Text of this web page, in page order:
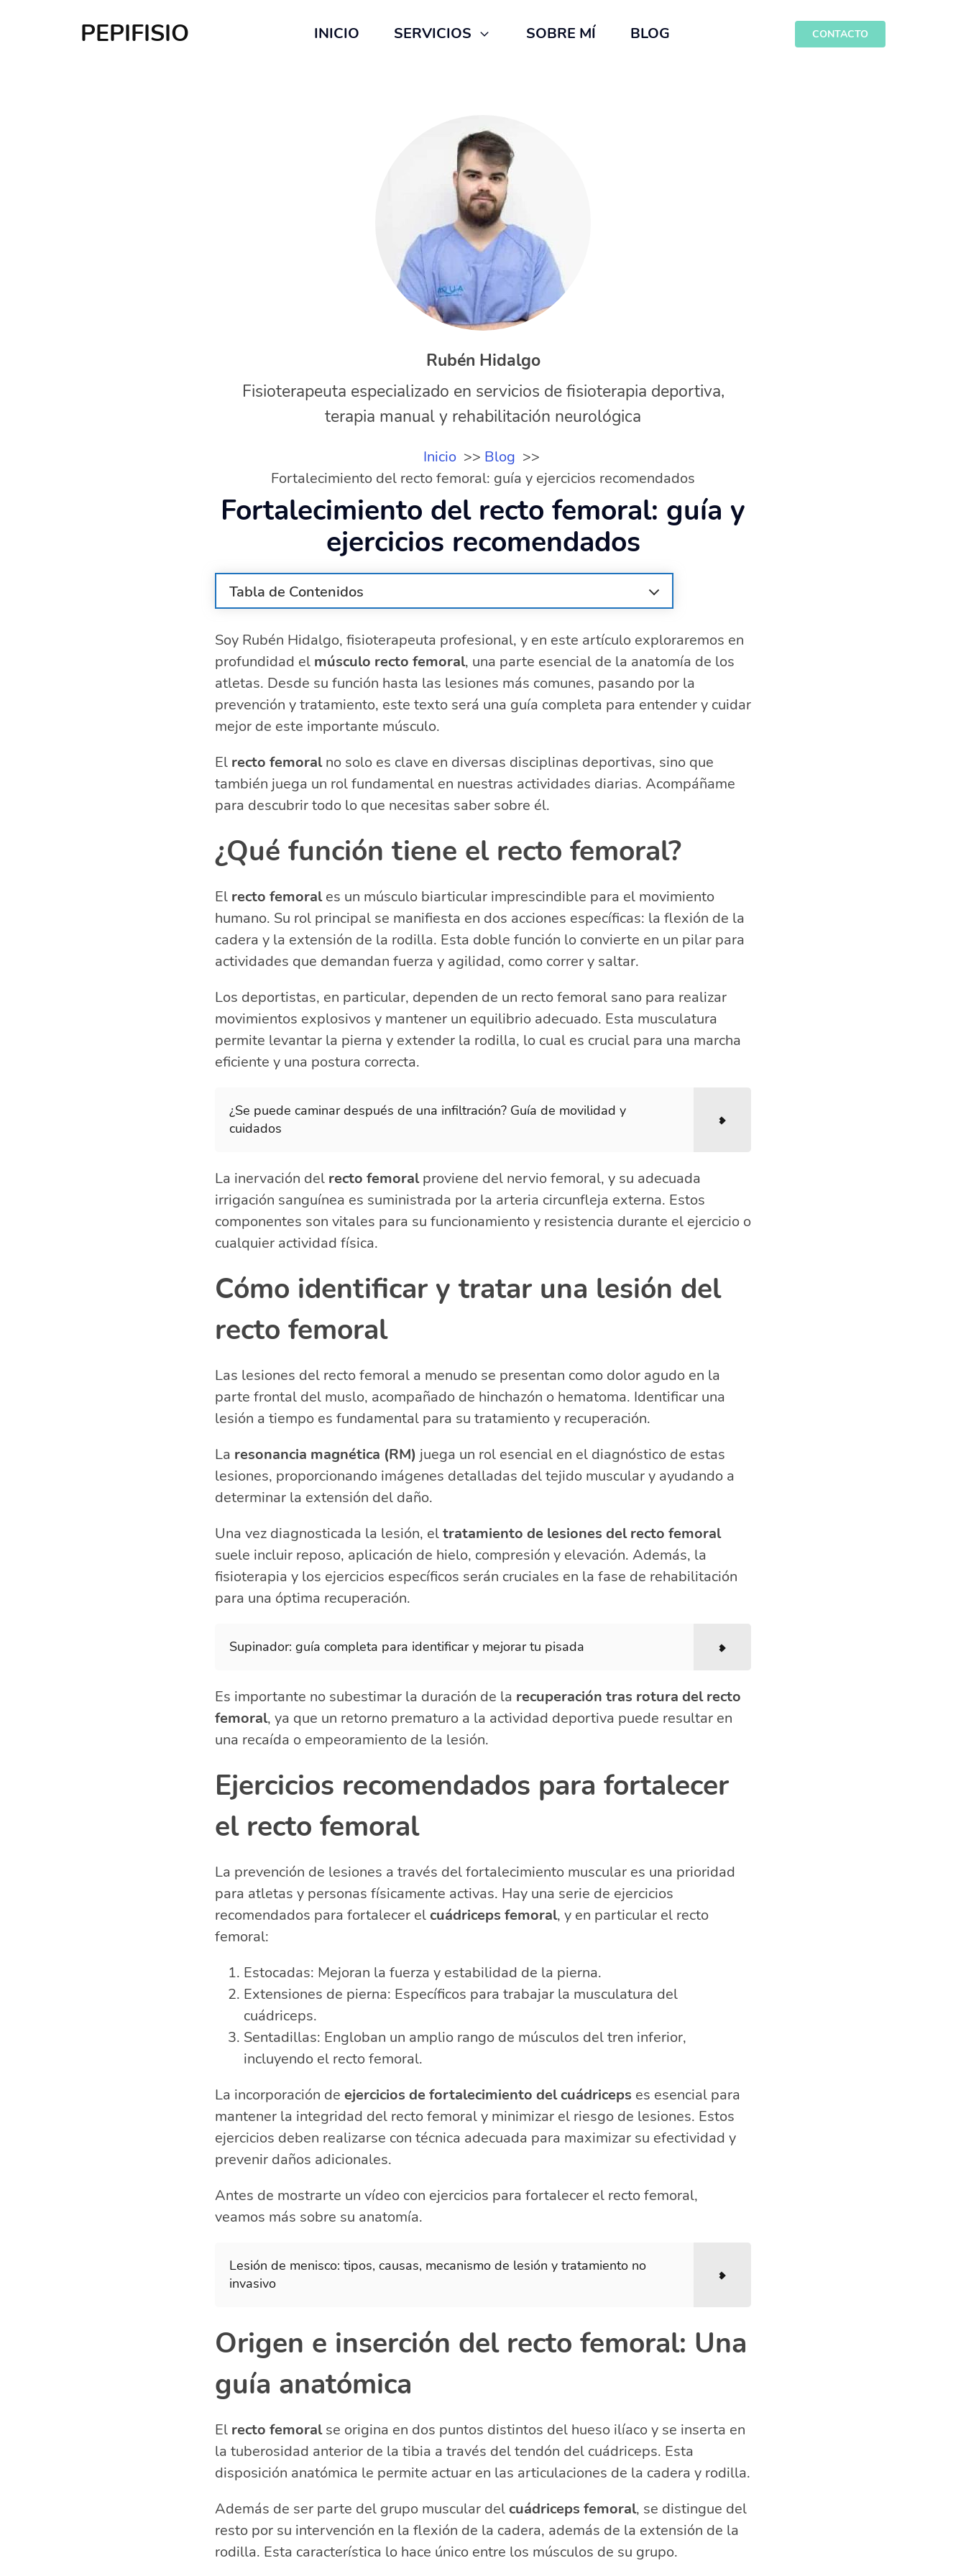
PEPIFISIO INICIO SERVICIOS SOBRE MÍ BLOG CONTACTO
Rubén Hidalgo
Fisioterapeuta especializado en servicios de fisioterapia deportiva,
terapia manual y rehabilitación neurológica
Inicio
Blog
Fortalecimiento del recto femoral: guía y ejercicios recomendados
Fortalecimiento del recto femoral: guía y
ejercicios recomendados
Tabla de Contenidos
Cómo identificar y tratar una lesión del recto femoral
Ejercicios recomendados para fortalecer el recto femoral
Origen e inserción del recto femoral: Una guía anatómica
Síntomas y prevención de lesiones en el recto femoral
Rotura del recto femoral: Causas y recuperación
¿Cuál es la función del recto femoral?
¿Cómo se lesiona el recto femoral?
Soy Rubén Hidalgo, fisioterapeuta profesional, y en este artículo exploraremos en
profundidad el músculo recto femoral, una parte esencial de la anatomía de los
atletas. Desde su función hasta las lesiones más comunes, pasando por la
prevención y tratamiento, este texto será una guía completa para entender y cuidar
mejor de este importante músculo.
El recto femoralno solo es clave en diversas disciplinas deportivas, sino que
también juega un rol fundamental en nuestras actividades diarias. Acompáñame
para descubrir todo lo que necesitas saber sobre él.
¿Qué función tiene el recto femoral?
El recto femorales un músculo biarticular imprescindible para el movimiento
humano. Su rol principal se manifiesta en dos acciones específicas: la flexión de la
cadera y la extensión de la rodilla. Esta doble función lo convierte en un pilar para
actividades que demandan fuerza y agilidad, como correr y saltar.
Los deportistas, en particular, dependen de un recto femoral sano para realizar
movimientos explosivos y mantener un equilibrio adecuado. Esta musculatura
permite levantar la pierna y extender la rodilla, lo cual es crucial para una marcha
eficiente y una postura correcta.
¿Se puede caminar después de una infiltración? Guía de movilidad y
cuidados
La inervación del recto femoralproviene del nervio femoral, y su adecuada
irrigación sanguínea es suministrada por la arteria circunfleja externa. Estos
componentes son vitales para su funcionamiento y resistencia durante el ejercicio o
cualquier actividad física.
Cómo identificar y tratar una lesión del
recto femoral
Las lesiones del recto femoral a menudo se presentan como dolor agudo en la
parte frontal del muslo, acompañado de hinchazón o hematoma. Identificar una
lesión a tiempo es fundamental para su tratamiento y recuperación.
La resonancia magnética (RM) juega un rol esencial en el diagnóstico de estas
lesiones, proporcionando imágenes detalladas del tejido muscular y ayudando a
determinar la extensión del daño.
Una vez diagnosticada la lesión, eltratamiento de lesiones del recto femoral
suele incluir reposo, aplicación de hielo, compresión y elevación. Además, la
fisioterapia y los ejercicios específicos serán cruciales en la fase de rehabilitación
para una óptima recuperación.
Supinador: guía completa para identificar y mejorar tu pisada
Es importante no subestimar la duración de la recuperación tras rotura del recto
femoral, ya que un retorno prematuro a la actividad deportiva puede resultar en
una recaída o empeoramiento de la lesión.
Ejercicios recomendados para fortalecer
el recto femoral
La prevención de lesiones a través del fortalecimiento muscular es una prioridad
para atletas y personas físicamente activas. Hay una serie de ejercicios
recomendados para fortalecer elcuádriceps femoral, y en particular el recto
femoral:
Estocadas: Mejoran la fuerza y estabilidad de la pierna.
Extensiones de pierna: Específicos para trabajar la musculatura del
cuádriceps.
Sentadillas: Engloban un amplio rango de músculos del tren inferior,
incluyendo el recto femoral.
La incorporación de ejercicios de fortalecimiento del cuádriceps es esencial para
mantener la integridad del recto femoral y minimizar el riesgo de lesiones. Estos
ejercicios deben realizarse con técnica adecuada para maximizar su efectividad y
prevenir daños adicionales.
Antes de mostrarte un vídeo con ejercicios para fortalecer el recto femoral,
veamos más sobre su anatomía.
Lesión de menisco: tipos, causas, mecanismo de lesión y tratamiento no
invasivo
Origen e inserción del recto femoral: Una
guía anatómica
El recto femoralse origina en dos puntos distintos del hueso ilíaco y se inserta en
la tuberosidad anterior de la tibia a través del tendón del cuádriceps. Esta
disposición anatómica le permite actuar en las articulaciones de la cadera y rodilla.
Además de ser parte del grupo muscular delcuádriceps femoral, se distingue del
resto por su intervención en la flexión de la cadera, además de la extensión de la
rodilla. Esta característica lo hace único entre los músculos de su grupo.